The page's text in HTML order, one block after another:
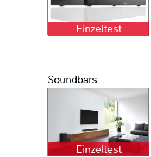
Einzeltest
Soundbars
Einzeltest